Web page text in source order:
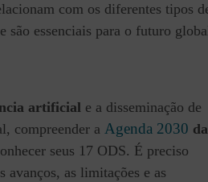
com os diferentes tipos
são essenciais para o futuro
artificial e a disseminação de
compreender a Agenda 2030 da
seus 17 ODS. É preciso
avanços, as limitações e as